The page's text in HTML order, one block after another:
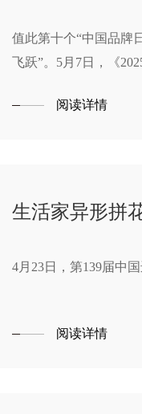
值此第十个“中国品牌
飞跃”。5月7日，《
式揭晓，生活家地板
阅读详情
生活家异形拼
4月23日，第139届中
阅读详情